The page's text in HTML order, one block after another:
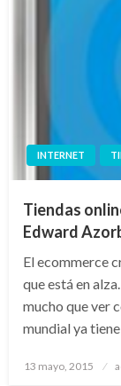
INTERNET
Tiendas
Edward
El ecommerce
que está en
mucho que ver
mundial ya
Publicado
13 mayo, 2015